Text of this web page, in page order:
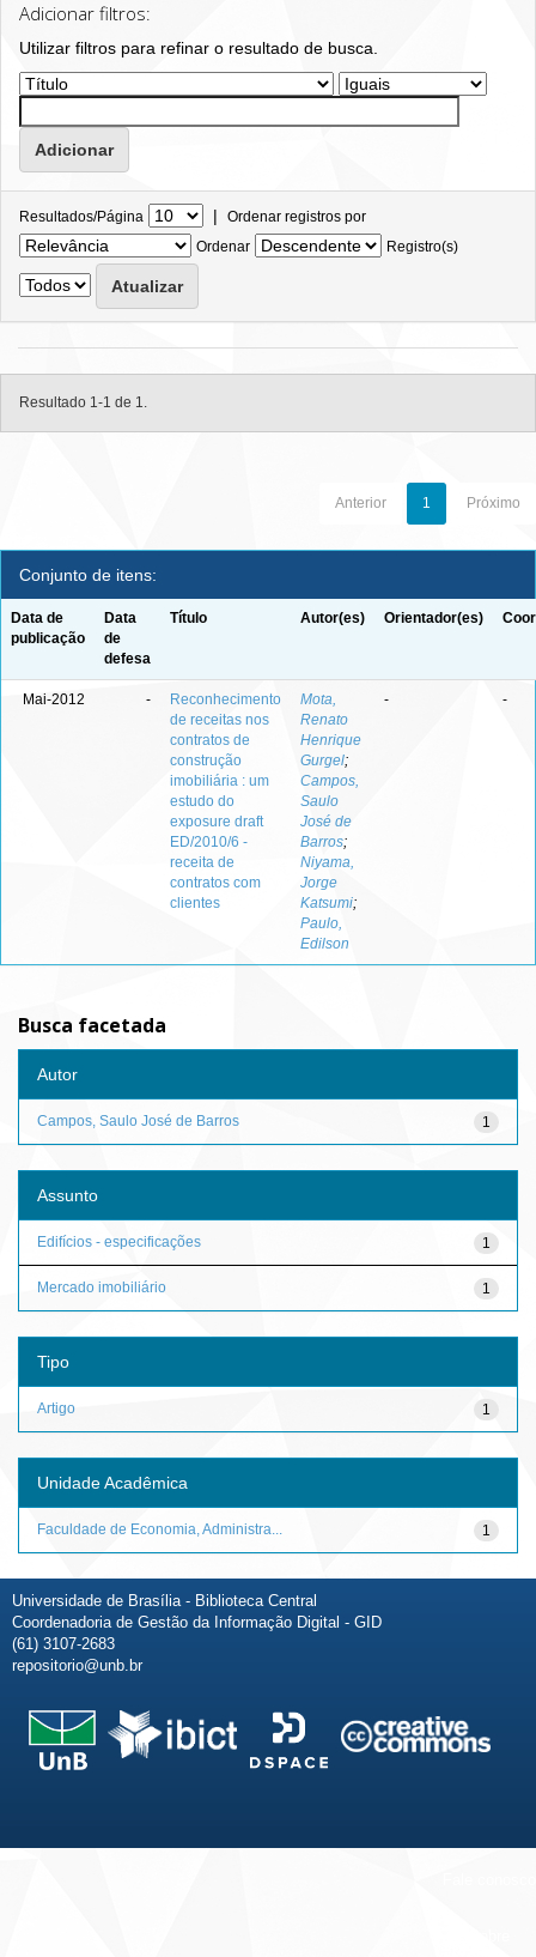
Adicionar filtros:
Utilizar filtros para refinar o resultado de busca.
Resultados/Página | Ordenar registros por
Ordenar
Registro(s)
Resultado 1-1 de 1.
Anterior 1 Próximo
Conjunto de itens:
Data de
publicação
Data
de
defesa
Título Autor(es) Orientador(es)
Mai-2012 -
Reconhecimento
de receitas nos
contratos de
construção
imobiliária : um
estudo do
exposure draft
ED/2010/6 -
receita de
contratos com
clientes
Mota,
Renato
Henrique
Gurgel;
Campos,
Saulo
José de
Barros;
Niyama,
Jorge
Katsumi;
Paulo,
Edilson
- -
Busca facetada
Autor
1
Campos, Saulo José de Barros
Assunto
1
Edifícios - especificações
1
Mercado imobiliário
Tipo
1
Artigo
Unidade Acadêmica
1
Faculdade de Economia, Administra...
Universidade de Brasília - Biblioteca Central
Coordenadoria de Gestão da Informação Digital - GID
(61) 3107-2683
repositorio@unb.br